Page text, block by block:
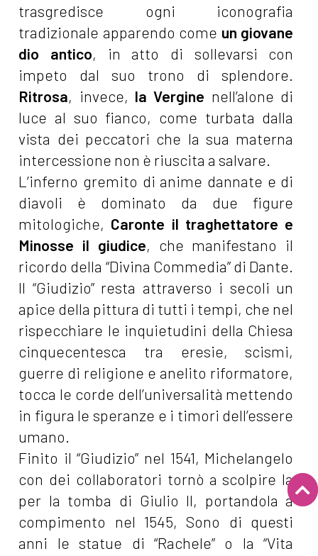
trasgredisce ogni iconografia
tradizionale apparendo come un giovane
dio antico, in atto di sollevarsi con
impeto dal suo trono di splendore.
Ritrosa, invece, la Vergine nell’alone di
luce al suo fianco, come turbata dalla
vista dei peccatori che la sua materna
intercessione non è riuscita a salvare.
L’inferno gremito di anime dannate e di
diavoli è dominato da due figure
mitologiche, Caronte il traghettatore e
Minosse il giudice, che manifestano il
ricordo della “Divina Commedia” di Dante.
Il “Giudizio” resta attraverso i secoli un
apice della pittura di tutti i tempi, che nel
rispecchiare le inquietudini della Chiesa
cinquecentesca tra eresie, scismi,
guerre di religione e anelito riformatore,
tocca le corde dell’universalità mettendo
in figura le speranze e i timori dell’essere
umano.
Finito il “Giudizio” nel 1541, Michelangelo
con dei collaboratori tornò a scolpire la
per la tomba di Giulio II, portandola a
compimento nel 1545, Sono di questi
anni le statue di “Rachele” o la “Vita